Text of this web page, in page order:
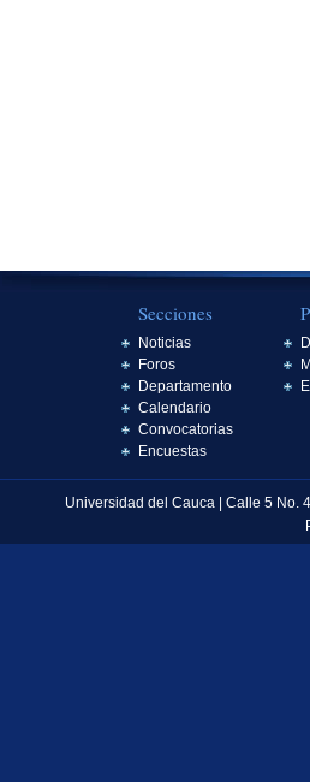
Secciones
Noticias
Foros
Departamento
Calendario
Convocatorias
Encuestas
Universidad del Cauca | Calle 5 No.